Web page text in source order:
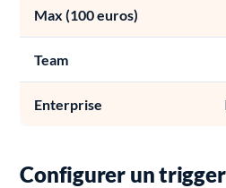
Max (100 euros)
Team
Enterprise
Configurer un trigger